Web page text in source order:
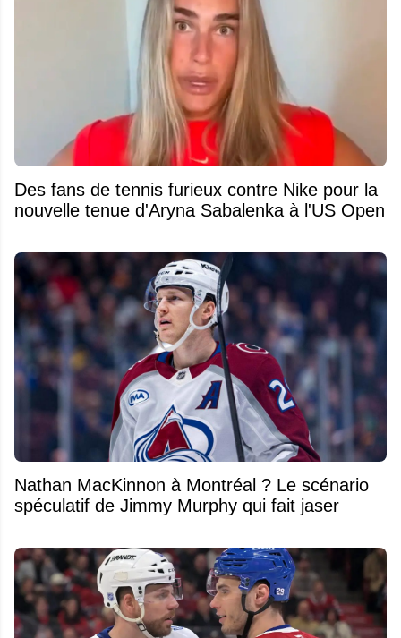
Des fans de tennis furieux contre Nike pour la
nouvelle tenue d'Aryna Sabalenka à l'US Open
Nathan MacKinnon à Montréal ? Le scénario
spéculatif de Jimmy Murphy qui fait jaser